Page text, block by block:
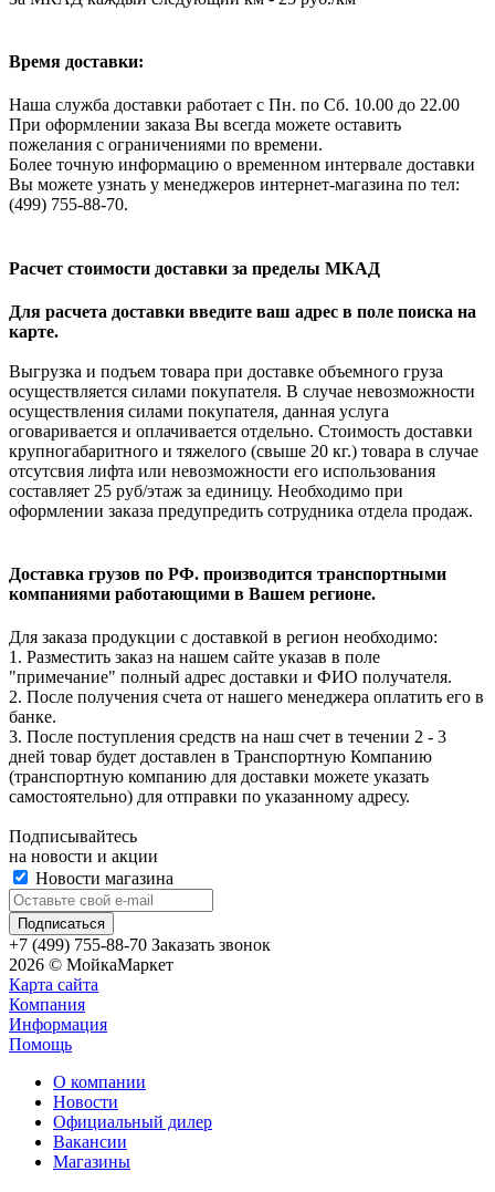
Время доставки:
Наша служба доставки работает с Пн. по Сб. 10.00 до 22.00
При оформлении заказа Вы всегда можете оставить
пожелания с ограничениями по времени.
Более точную информацию о временном интервале доставки
Вы можете узнать у менеджеров интернет-магазина по тел:
(499) 755-88-70.
Расчет стоимости доставки за пределы МКАД
Для расчета доставки введите ваш адрес в поле поиска на
карте.
Выгрузка и подъем товара при доставке объемного груза
осуществляется силами покупателя. В случае невозможности
осуществления силами покупателя, данная услуга
оговаривается и оплачивается отдельно. Стоимость доставки
крупногабаритного и тяжелого (свыше 20 кг.) товара в случае
отсутсвия лифта или невозможности его использования
составляет 25 руб/этаж за единицу. Необходимо при
оформлении заказа предупредить сотрудника отдела продаж.
Доставка грузов по РФ. производится транспортными
компаниями работающими в Вашем регионе.
Для заказа продукции с доставкой в регион необходимо:
1. Разместить заказ на нашем сайте указав в поле
"примечание" полный адрес доставки и ФИО получателя.
2. После получения счета от нашего менеджера оплатить его в
банке.
3. После поступления средств на наш счет в течении 2 - 3
дней товар будет доставлен в Транспортную Компанию
(транспортную компанию для доставки можете указать
самостоятельно) для отправки по указанному адресу.
Подписывайтесь
на новости и акции
Новости магазина
+7 (499) 755-88-70 Заказать звонок
2026 © МойкаМаркет
Карта сайта
Компания
Информация
Помощь
О компании
Новости
Официальный дилер
Вакансии
Магазины